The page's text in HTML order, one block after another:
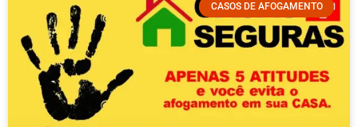
CASOS DE AFOGAMENTO